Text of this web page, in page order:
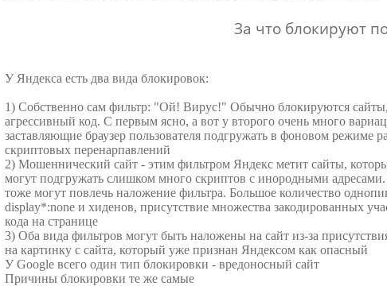
За что блокируют
У Яндекса есть два вида блокировок:
1) Собственно сам фильтр: "Ой! Вирус!" Обычно блокируются
агрессивный код. С первым ясно, а вот у второго очень много
заставляющие браузер пользователя подгружать в фоновом режиме
скриптовых перенарпавлений
2) Мошеннический сайт - этим фильтром Яндекс метит сайты,
могут подгружать слишком много скриптов с инородными
тоже могут повлечь наложение фильтра. Большое количество
display*:none и хиденов, присутствие множества закодированных
кода на странице
3) Оба вида фильтров могут быть наложены на сайт из-за
на картинку с сайта, который уже признан Яндексом как опасный
У Google всего один тип блокировки - вредоносный сайт
Причины блокировки те же самые